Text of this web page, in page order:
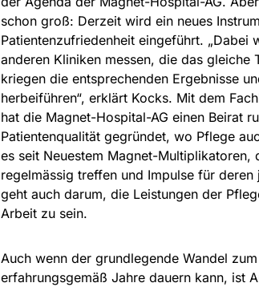
schon groß: Derzeit wird ein neues
Patientenzufriedenheit eingeführt. „Dabei
anderen Kliniken messen, die das gleiche
kriegen die entsprechenden Ergebnisse
herbeiführen“, erklärt Kocks. Mit dem
hat die Magnet-Hospital-AG einen Beirat
Patientenqualität gegründet, wo Pflege
es seit Neuestem Magnet-Multiplikatoren,
regelmässig treffen und Impulse für deren
geht auch darum, die Leistungen der
Arbeit zu sein.
Auch wenn der grundlegende Wandel
erfahrungsgemäß Jahre dauern kann, ist